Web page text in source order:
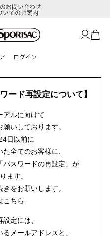
お問い合わせ
いてのご案内
ログイン
ード再設定について】
アルに向けて
いしております。
日以前に
全てのお客様に、
パスワードの再設定」が
ます。
をお願いします。
こちら
定には、
メールアドレスと、